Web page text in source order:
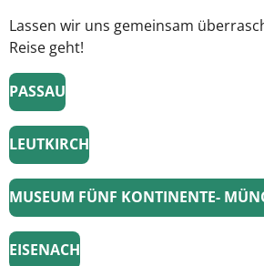
Lassen wir uns gemeinsam
Reise geht!
PASSAU
LEUTKIRCH
MUSEUM FÜNF KONTINENTE-
EISENACH